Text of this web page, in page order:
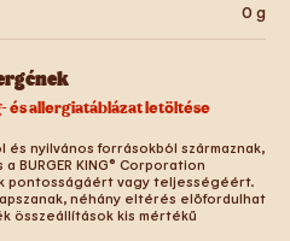
0g
és allergiatáblázat letöltése
nyilvános forrásokból származnak,
BURGER KING® Corporation
pontosságáért vagy teljességéért.
néhány eltérés előfordulhat
összeállítások kis mértékű